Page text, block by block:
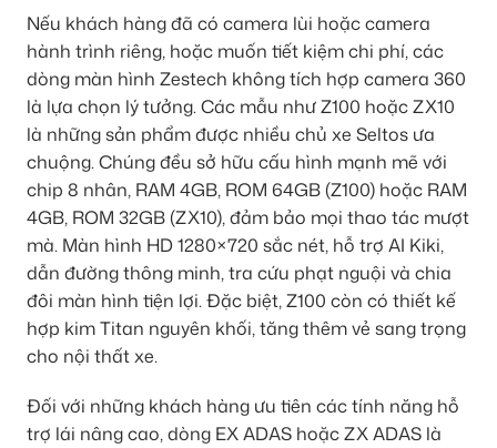
Nếu khách hàng đã có camera lùi hoặc camera
hành trình riêng, hoặc muốn tiết kiệm chi phí, các
dòng màn hình Zestech không tích hợp camera 360
là lựa chọn lý tưởng. Các mẫu như Z100 hoặc ZX10
là những sản phẩm được nhiều chủ xe Seltos ưa
chuộng. Chúng đều sở hữu cấu hình mạnh mẽ với
chip 8 nhân, RAM 4GB, ROM 64GB (Z100) hoặc RAM
4GB, ROM 32GB (ZX10), đảm bảo mọi thao tác mượt
mà. Màn hình HD 1280×720 sắc nét, hỗ trợ AI Kiki,
dẫn đường thông minh, tra cứu phạt nguội và chia
đôi màn hình tiện lợi. Đặc biệt, Z100 còn có thiết kế
hợp kim Titan nguyên khối, tăng thêm vẻ sang trọng
cho nội thất xe.
Đối với những khách hàng ưu tiên các tính năng hỗ
trợ lái nâng cao, dòng EX ADAS hoặc ZX ADAS là